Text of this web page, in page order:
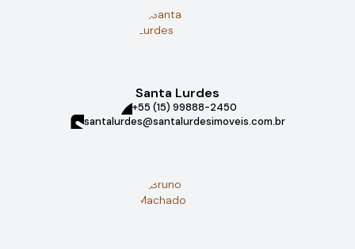
Santa Lurdes
+55 (15) 99888-2450
santalurdes@santalurdesimoveis.com.br